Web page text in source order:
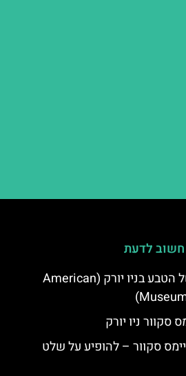
חשוב לדעת
מוזיאון ההיסטוריה של הטבע בניו יורק (American
סקוור ניו יורק
סקוור – להופיע על שלט